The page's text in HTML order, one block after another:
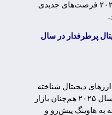
خود اختصاص داده‌اند نیز در سال ۲۰۲۵ فرصت‌های جدیدی
پرطرفدار در سال
دیجیتال شناخته
می‌شود و پیش‌بینی می‌شود که در سال ۲۰۲۵ هم‌چنان بازار
به هاوینگ پیش‌رو و